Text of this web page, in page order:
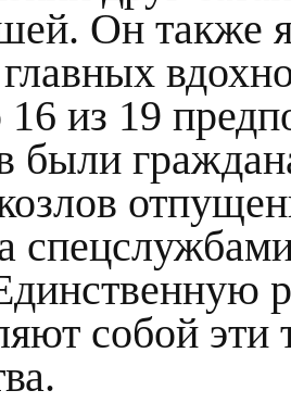
Он также
16 из 19
были
собой эти